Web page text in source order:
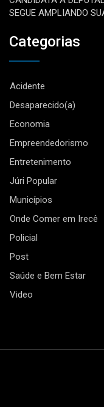
SEGUE AMPLIANDO
Categorias
Acidente
Desaparecido(a)
Economia
Empreendedorismo
Entretenimento
Júri Popular
Municípios
Onde Comer em Irecê
Policial
Post
Saúde e Bem Estar
Video